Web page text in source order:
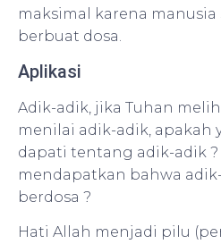
maksimal karena manusia
berbuat dosa.
Aplikasi
Adik-adik, jika Tuhan
menilai adik-adik, apakah
dapati tentang adik-adik
mendapatkan bahwa
berdosa ?
Hati Allah menjadi pilu